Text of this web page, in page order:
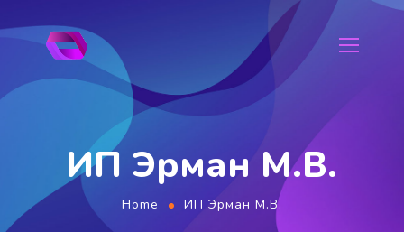
ИП Эрман М.В.
Home ИП Эрман М.В.